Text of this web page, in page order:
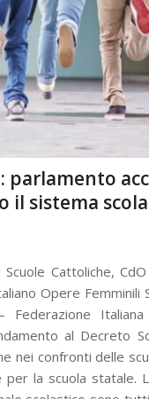
parlamento
sistema
Cattoliche,
Opere Femminili
Italiana
al Decreto
nei confronti delle
la scuola statale.